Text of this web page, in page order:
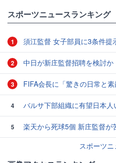
スポーツニュースランキング
1 須江監督 女子部員に3条件提
2 中日が新庄監督招聘を検討か
3 FIFA会長に「驚きの日常と素
4 バルサ下部組織に有望日本人
5
楽天から死球5個 新庄監督が
スポーツ